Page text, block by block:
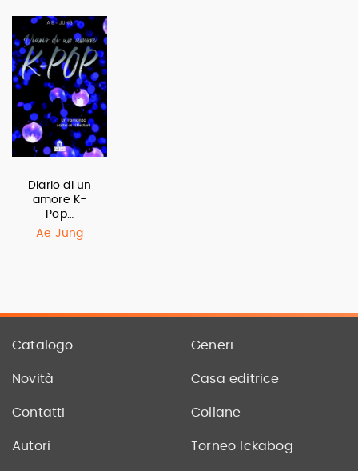
Diario di un
amore K-
Pop…
Ae Jung
Catalogo Generi
Novità Casa editrice
Contatti Collane
Autori Torneo Ickabog